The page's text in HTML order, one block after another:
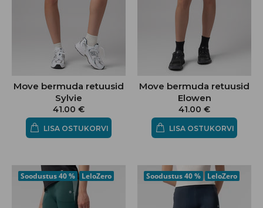
Move bermuda retuusid
Sylvie
41.00 €
LISA OSTUKORVI
Move bermuda retuusid
Elowen
41.00 €
LISA OSTUKORVI
Soodustus40 % LeloZero Soodustus40 % LeloZero